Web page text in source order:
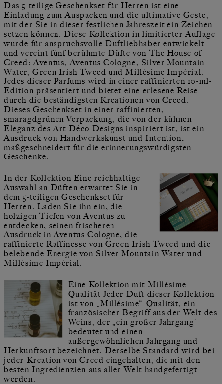
Das 5-teilige Geschenkset für Herren ist eine
Einladung zum Auspacken und die ultimative Geste,
mit der Sie in dieser festlichen Jahreszeit ein Zeichen
setzen können. Diese Kollektion in limitierter Auflage
wurde für anspruchsvolle Duftliebhaber entwickelt
und vereint fünf berühmte Düfte von The House of
Creed: Aventus, Aventus Cologne, Silver Mountain
Water, Green Irish Tweed und Millésime Impérial.
Jedes dieser Parfums wird in einer raffinierten 10-ml-
Edition präsentiert und bietet eine erlesene Reise
durch die beständigsten Kreationen von Creed.
Dieses Geschenkset in einer raffinierten,
smaragdgrünen Verpackung, die von der kühnen
Eleganz des Art-Déco-Designs inspiriert ist, ist ein
Ausdruck von Handwerkskunst und Intention,
maßgeschneidert für die erinnerungswürdigsten
Geschenke.
In der Kollektion Eine reichhaltige
Auswahl an Düften erwartet Sie in
dem 5-teiligen Geschenkset für
Herren. Laden Sie ihn ein, die
holzigen Tiefen von Aventus zu
entdecken, seinen frischeren
Ausdruck in Aventus Cologne, die
raffinierte Raffinesse von Green Irish Tweed und die
belebende Energie von Silver Mountain Water und
Millésime Impérial.
Eine Kollektion mit Millésime-
Qualität Jeder Duft dieser Kollektion
ist von „Millésime“-Qualität, ein
französischer Begriff aus der Welt des
Weins, der „ein großer Jahrgang“
bedeutet und einen
außergewöhnlichen Jahrgang und
Herkunftsort bezeichnet. Derselbe Standard wird bei
jeder Kreation von Creed eingehalten, die mit den
besten Ingredienzien aus aller Welt handgefertigt
werden.